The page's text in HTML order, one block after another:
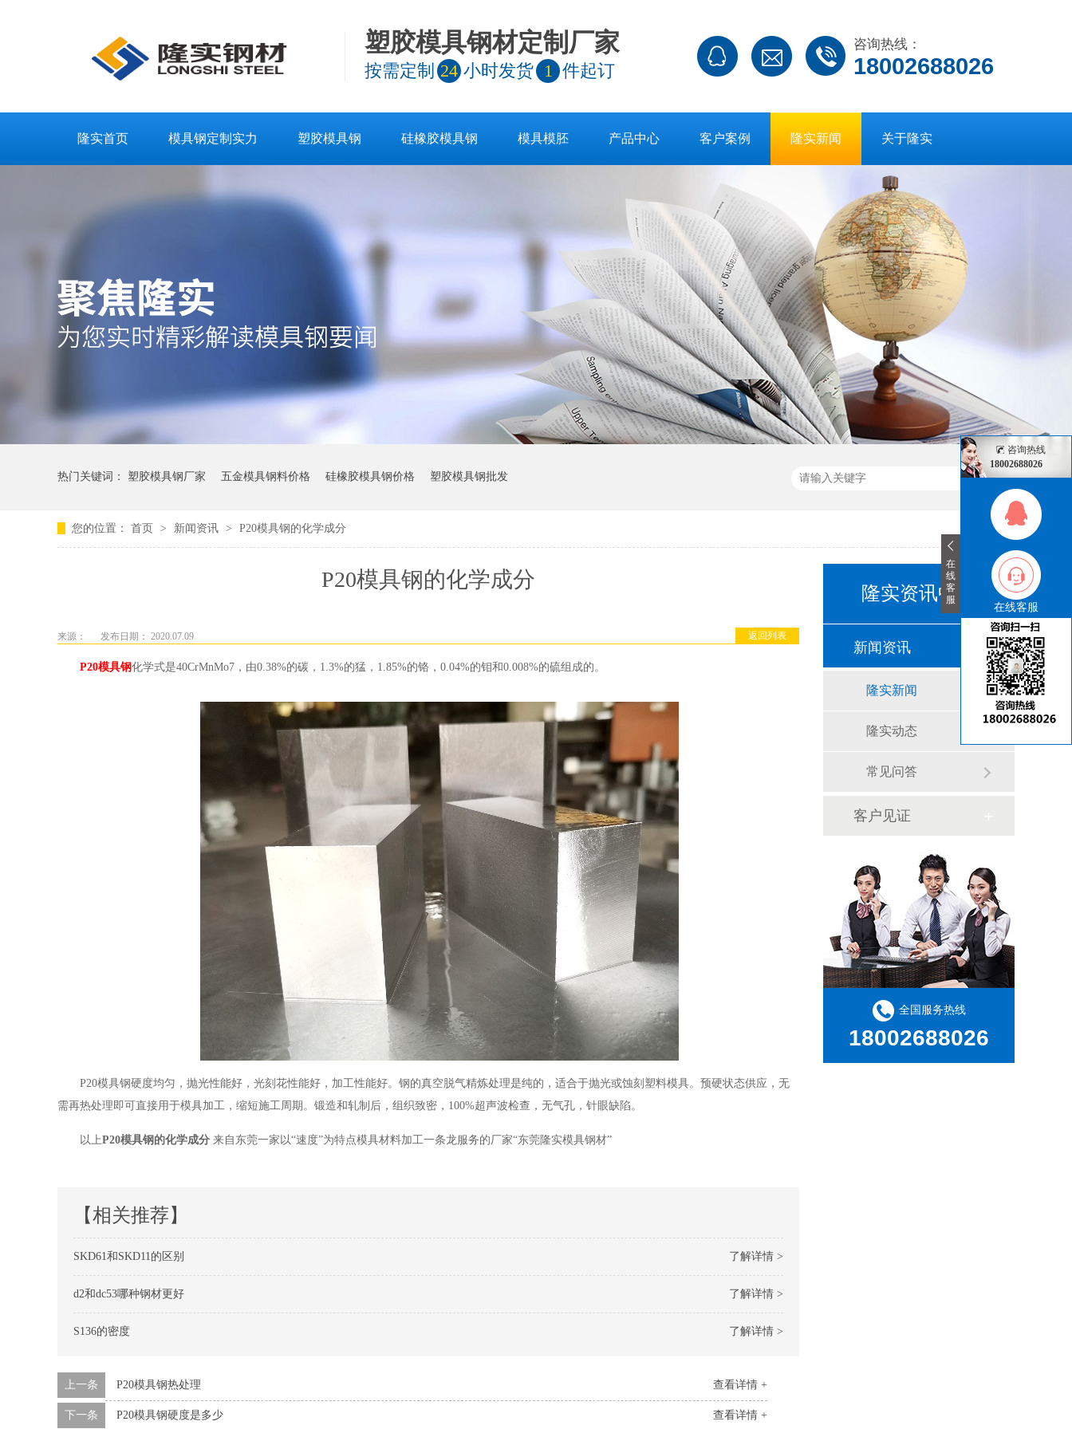
塑胶模具钢材定制厂家
按需定制 24 小时发货 1 件起订
咨询热线：
18002688026
隆实首页 模具钢定制实力 塑胶模具钢 硅橡胶模具钢 模具模胚 产品中心 客户案例 隆实新闻 关于隆实
热门关键词： 塑胶模具钢厂家 五金模具钢料价格 硅橡胶模具钢价格 塑胶模具钢批发
您的位置： 首页 > 新闻资讯 > P20模具钢的化学成分
P20模具钢的化学成分
返回列表
来源： 发布日期： 2020.07.09
P20模具钢化学式是40CrMnMo7，由0.38%的碳，1.3%的猛，1.85%的铬，0.04%的钼和0.008%的硫组成的。
P20模具钢硬度均匀，抛光性能好，光刻花性能好，加工性能好。钢的真空脱气精炼处理是纯的，适合于抛光或蚀刻塑料模具。预硬状态供应，无
需再热处理即可直接用于模具加工，缩短施工周期。锻造和轧制后，组织致密，100%超声波检查，无气孔，针眼缺陷。
以上P20模具钢的化学成分 来自东莞一家以“速度”为特点模具材料加工一条龙服务的厂家“东莞隆实模具钢材”
【相关推荐】
了解详情 >
SKD61和SKD11的区别
了解详情 >
d2和dc53哪种钢材更好
了解详情 >
S136的密度
查看详情 +
上一条 P20模具钢热处理
查看详情 +
下一条 P20模具钢硬度是多少
隆实资讯中心
新闻资讯
隆实新闻
隆实动态
常见问答
客户见证
全国服务热线
18002688026
在
线
客
服
咨询热线
18002688026
在线客服